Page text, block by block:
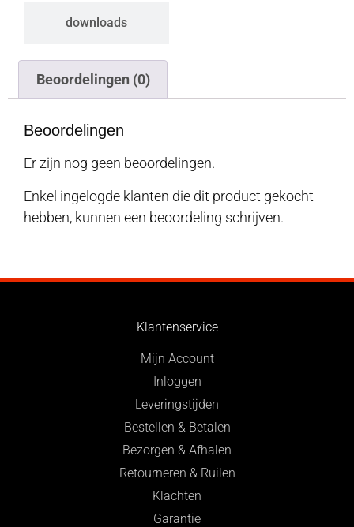
downloads
Beoordelingen (0)
Beoordelingen
Er zijn nog geen beoordelingen.
Enkel ingelogde klanten die dit product gekocht
hebben, kunnen een beoordeling schrijven.
Klantenservice
Mijn Account
Inloggen
Leveringstijden
Bestellen & Betalen
Bezorgen & Afhalen
Retourneren & Ruilen
Klachten
Garantie